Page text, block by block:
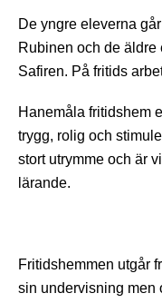
De yngre eleverna
Rubinen och de äldre
Safiren. På fritids
Hanemåla fritidshem
trygg, rolig och
stort utrymme och är
lärande.
Fritidshemmen utgår
sin undervisning men